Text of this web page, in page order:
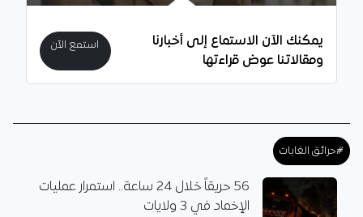
يمكنك الآن الاستماع إلى أخبارنا
ومقالاتنا عوض قراءتها
استمع الآن
#حرائق الغابات
56 حريقاً خلال 24 ساعة.. استمرار عمليات
الإخماد في 3 ولايات